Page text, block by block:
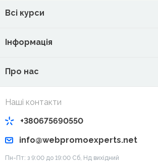
Всі курси
Інформація
Про нас
Наші контакти
+380675690550
info@webpromoexperts.net
Пн-Пт: з 9:00 до 19:00 Cб, Нд вихідний